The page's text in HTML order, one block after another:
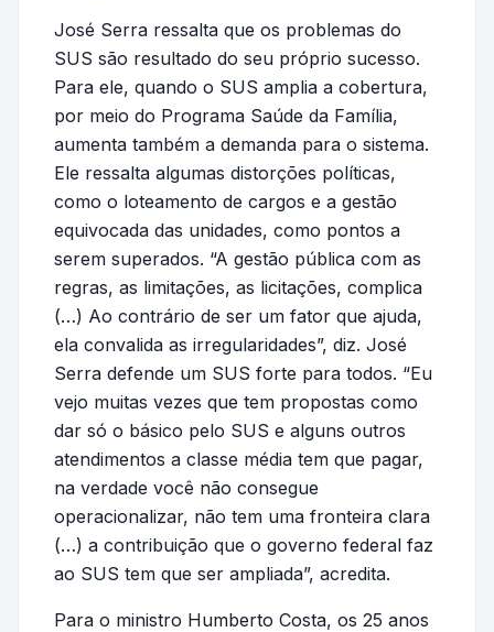
José Serra ressalta que os problemas do
SUS são resultado do seu próprio sucesso.
Para ele, quando o SUS amplia a cobertura,
por meio do Programa Saúde da Família,
aumenta também a demanda para o sistema.
Ele ressalta algumas distorções políticas,
como o loteamento de cargos e a gestão
equivocada das unidades, como pontos a
serem superados. “A gestão pública com as
regras, as limitações, as licitações, complica
(…) Ao contrário de ser um fator que ajuda,
ela convalida as irregularidades”, diz. José
Serra defende um SUS forte para todos. “Eu
vejo muitas vezes que tem propostas como
dar só o básico pelo SUS e alguns outros
atendimentos a classe média tem que pagar,
na verdade você não consegue
operacionalizar, não tem uma fronteira clara
(…) a contribuição que o governo federal faz
ao SUS tem que ser ampliada”, acredita.
Para o ministro Humberto Costa, os 25 anos